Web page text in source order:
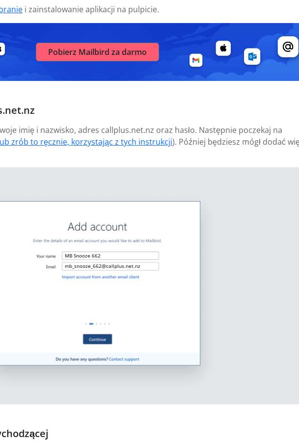
i zainstalowanie aplikacji na pulpicie.
Pobierz Mailbird za darmo
imię i nazwisko, adres callplus.net.nz oraz hasło. Następnie poczekaj na
zrób to ręcznie, korzystając z tych instrukcji). Później będziesz mógł dodać
MB Snooze 662
mb_snooze_662@callplus.net.nz